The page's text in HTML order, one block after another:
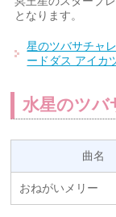
となります。
星のツバサチャ
ードダス アイカ
水星のツバ
曲名
おねがいメリー